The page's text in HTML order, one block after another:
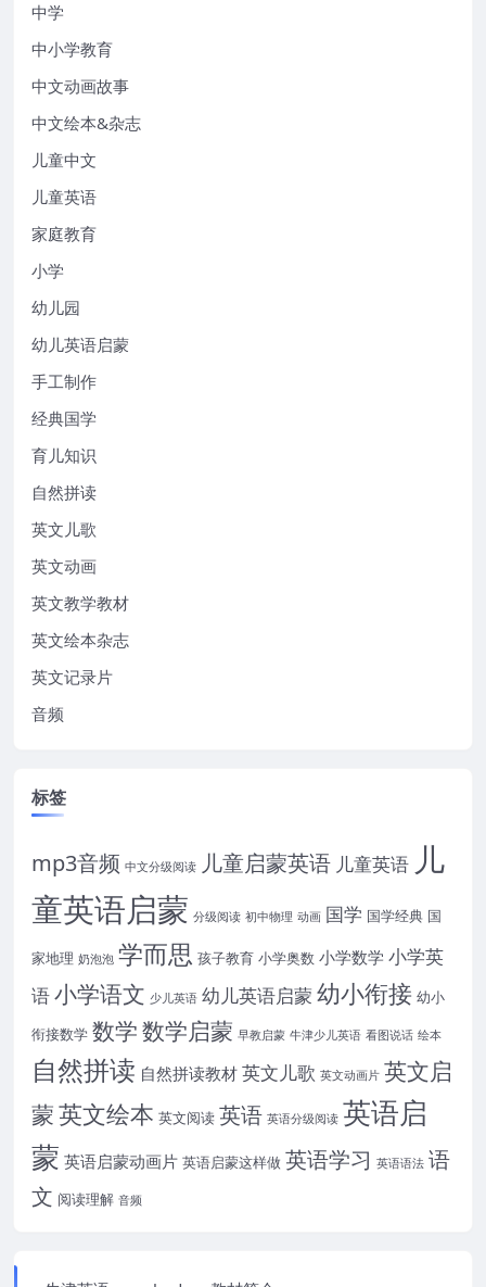
中学
中小学教育
中文动画故事
中文绘本&杂志
儿童中文
儿童英语
家庭教育
小学
幼儿园
幼儿英语启蒙
手工制作
经典国学
育儿知识
自然拼读
英文儿歌
英文动画
英文教学教材
英文绘本杂志
英文记录片
音频
标签
mp3音频 中文分级阅读 儿童启蒙英语 儿童英语 儿
童英语启蒙 分级阅读 初中物理 动画 国学 国学经典 国
家地理 奶泡泡 学而思 孩子教育 小学奥数 小学数学 小学英
语小学语文 少儿英语 幼儿英语启蒙幼小衔接 幼小
衔接数学 数学数学启蒙 早教启蒙 牛津少儿英语 看图说话 绘本
自然拼读 自然拼读教材英文儿歌 英文动画片 英文启
蒙英文绘本 英文阅读 英语 英语分级阅读 英语启
蒙 英语启蒙动画片 英语启蒙这样做 英语学习 英语语法 语
文 阅读理解 音频